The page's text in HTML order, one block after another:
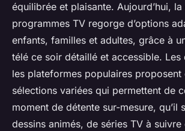
équilibrée et plaisante. Aujourd’hui,
programmes TV regorge d’options
enfants, familles et adultes, grâce à
télé ce soir détaillé et accessible. Les
les plateformes populaires proposent
sélections variées qui permettent de
moment de détente sur-mesure, qu’il
dessins animés, de séries TV à